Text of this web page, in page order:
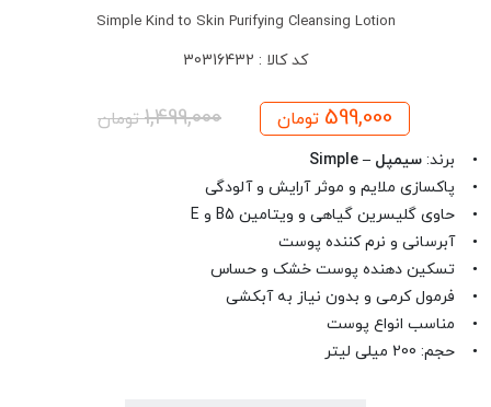
Simple Kind to Skin Purifying Cleansing Lotion
کد کالا : 30316432
599,000 تومان 1,499,000تومان
• برند: سیمپل – Simple
• پاکسازی ملایم و موثر آرایش و آلودگی
• حاوی گلیسرین گیاهی و ویتامین B5 و E
• آبرسانی و نرم کننده پوست
• تسکین دهنده پوست خشک و حساس
• فرمول کرمی و بدون نیاز به آبکشی
• مناسب انواع پوست
• حجم: 200 میلی لیتر